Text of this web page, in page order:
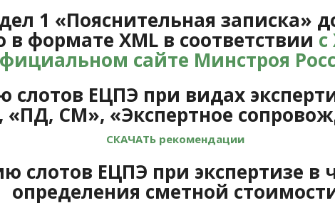
1 «Пояснительная записка»
в формате XML в соответствиис
сайте Минстроя
слотов ЕЦПЭ при видах
«ПД, СМ», «Экспертное
СКАЧАТЬ рекомендации
слотов ЕЦПЭ при экспертизе в
определения сметной